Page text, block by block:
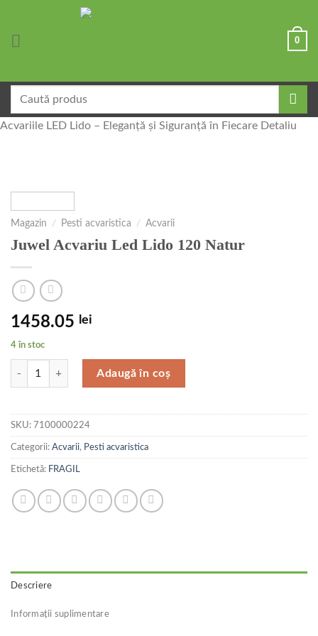
0
după:
Acvariile LED Lido – Eleganță și Siguranță în Fiecare Detaliu
Magazin / Pesti acvaristica / Acvarii
Juwel Acvariu Led Lido 120 Natur
1458.05 lei
4 în stoc
Cantitate Juwel Acvariu Led Lido 120 Natur
Adaugă în coș
SKU: 7100000224
Categorii: Acvarii, Pesti acvaristica
Etichetă: FRAGIL
Descriere
Informații suplimentare